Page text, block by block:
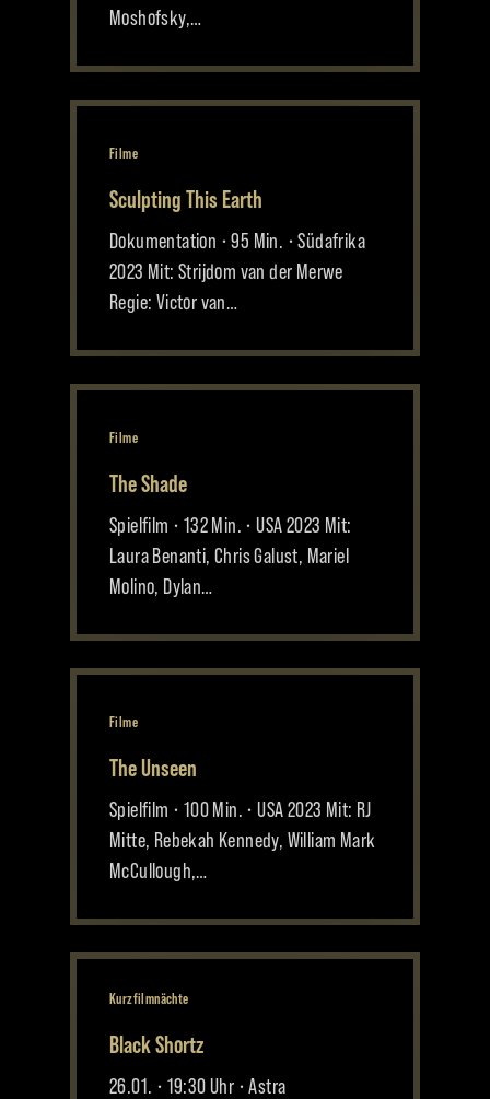
Moshofsky,…
Filme
Sculpting This Earth
Dokumentation • 95 Min. • Südafrika
2023 Mit: Strijdom van der Merwe
Regie: Victor van…
Filme
The Shade
Spielfilm • 132 Min. • USA 2023 Mit:
Laura Benanti, Chris Galust, Mariel
Molino, Dylan…
Filme
The Unseen
Spielfilm • 100 Min. • USA 2023 Mit: RJ
Mitte, Rebekah Kennedy, William Mark
McCullough,…
Kurzfilmnächte
Black Shortz
26.01. • 19:30 Uhr • Astra